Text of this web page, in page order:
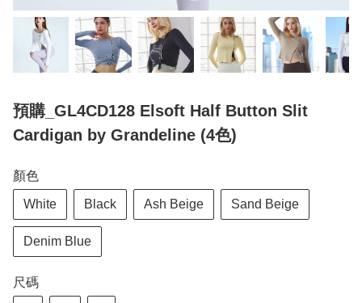
預購_GL4CD128 Elsoft Half Button Slit
Cardigan by Grandeline (4色)
顏色
White Black Ash Beige Sand Beige
Denim Blue
尺碼